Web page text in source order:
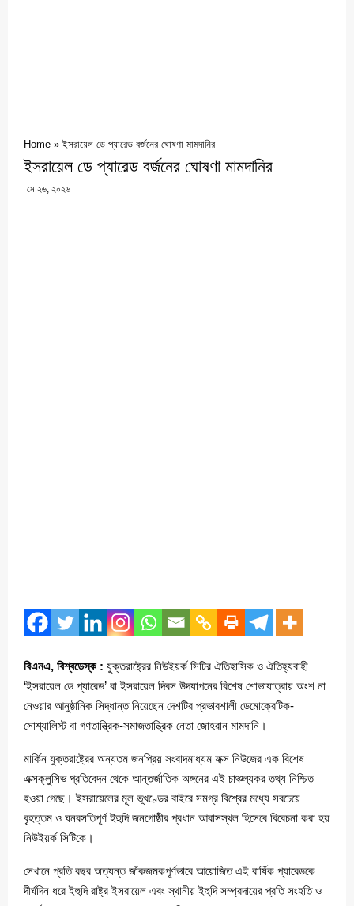
Home »ইসরায়েল ডে প্যারেড বর্জনের ঘোষণা মামদানির
ইসরায়েল ডে প্যারেড বর্জনের ঘোষণা মামদানির
মে ২৬, ২০২৬
বিএনএ, বিশ্বডেস্ক : যুক্তরাষ্ট্রের নিউইয়র্ক সিটির ঐতিহাসিক ও ঐতিহ্যবাহী
‘ইসরায়েল ডে প্যারেড’ বা ইসরায়েল দিবস উদযাপনের বিশেষ শোভাযাত্রায় অংশ না
নেওয়ার আনুষ্ঠানিক সিদ্ধান্ত নিয়েছেন দেশটির প্রভাবশালী ডেমোক্রেটিক-
সোশ্যালিস্ট বা গণতান্ত্রিক-সমাজতান্ত্রিক নেতা জোহরান মামদানি।
মার্কিন যুক্তরাষ্ট্রের অন্যতম জনপ্রিয় সংবাদমাধ্যম ফক্স নিউজের এক বিশেষ
এক্সক্লুসিভ প্রতিবেদন থেকে আন্তর্জাতিক অঙ্গনের এই চাঞ্চল্যকর তথ্য নিশ্চিত
হওয়া গেছে। ইসরায়েলের মূল ভূখণ্ডের বাইরে সমগ্র বিশ্বের মধ্যে সবচেয়ে
বৃহত্তম ও ঘনবসতিপূর্ণ ইহুদি জনগোষ্ঠীর প্রধান আবাসস্থল হিসেবে বিবেচনা করা হয়
নিউইয়র্ক সিটিকে।
সেখানে প্রতি বছর অত্যন্ত জাঁকজমকপূর্ণভাবে আয়োজিত এই বার্ষিক প্যারেডকে
দীর্ঘদিন ধরে ইহুদি রাষ্ট্র ইসরায়েল এবং স্থানীয় ইহুদি সম্প্রদায়ের প্রতি সংহতি ও